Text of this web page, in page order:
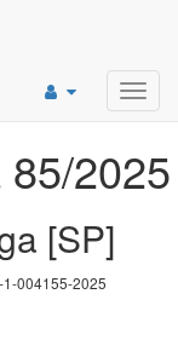
2025
[SP]
004155-2025